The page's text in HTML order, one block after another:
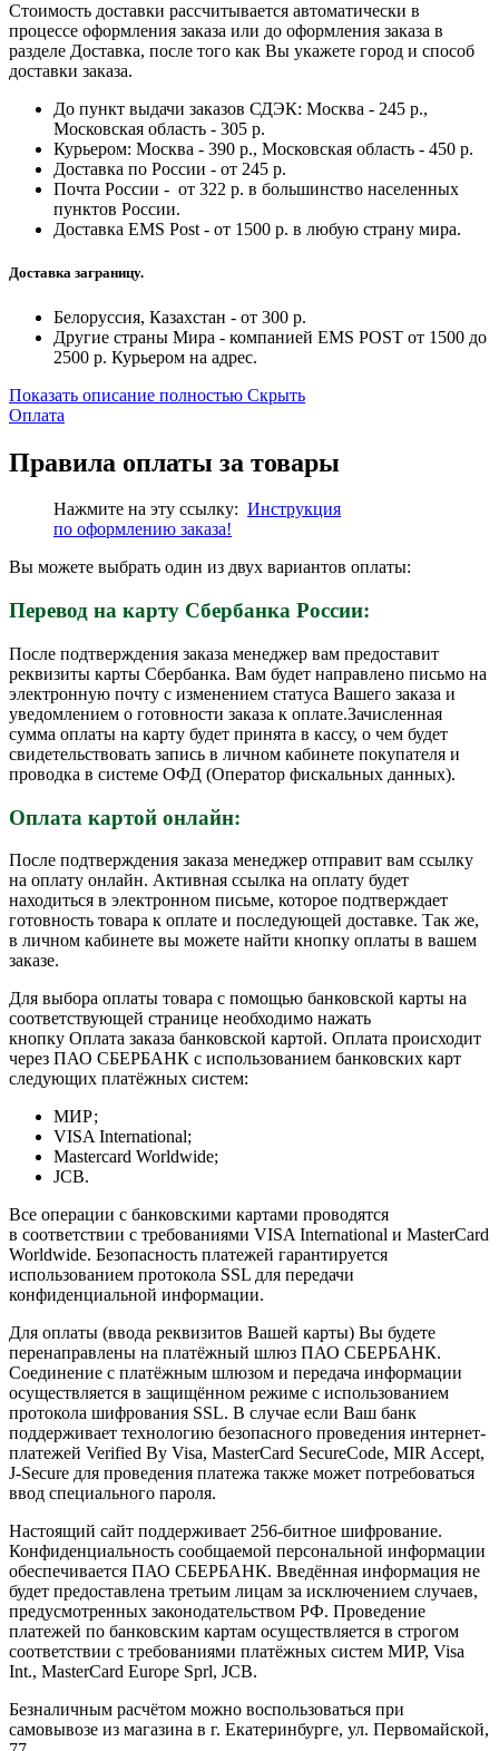
Стоимость доставки рассчитывается автоматически в
процессе оформления заказа или до оформления заказа в
разделе Доставка, после того как Вы укажете город и способ
доставки заказа.
До пункт выдачи заказов СДЭК: Москва - 245 р.,
Московская область - 305 р.
Курьером: Москва - 390 р., Московская область - 450 р.
Доставка по России - от 245 р.
Почта России - от 322 р. в большинство населенных
пунктов России.
Доставка EMS Post - от 1500 р. в любую страну мира.
Доставка заграницу.
Белоруссия, Казахстан - от 300 р.
Другие страны Мира - компанией EMS POST от 1500 до
2500 р. Курьером на адрес.
Показать описание полностью Скрыть
Оплата
Правила оплаты за товары
Нажмите на эту ссылку: Инструкция
по оформлению заказа!
Вы можете выбрать один из двух вариантов оплаты:
Перевод на карту Сбербанка России:
После подтверждения заказа менеджер вам предоставит
реквизиты карты Сбербанка. Вам будет направлено письмо на
электронную почту с изменением статуса Вашего заказа и
уведомлением о готовности заказа к оплате.Зачисленная
сумма оплаты на карту будет принята в кассу, о чем будет
свидетельствовать запись в личном кабинете покупателя и
проводка в системе ОФД (Оператор фискальных данных).
Оплата картой онлайн:
После подтверждения заказа менеджер отправит вам ссылку
на оплату онлайн. Активная ссылка на оплату будет
находиться в электронном письме, которое подтверждает
готовность товара к оплате и последующей доставке. Так же,
в личном кабинете вы можете найти кнопку оплаты в вашем
заказе.
Для выбора оплаты товара с помощью банковской карты на
соответствующей странице необходимо нажать
кнопку Оплата заказа банковской картой. Оплата происходит
через ПАО СБЕРБАНК с использованием банковских карт
следующих платёжных систем:
МИР;
VISA International;
Mastercard Worldwide;
JCB.
Все операции с банковскими картами проводятся
в соответствии с требованиями VISA International и MasterCard
Worldwide. Безопасность платежей гарантируется
использованием протокола SSL для передачи
конфиденциальной информации.
Для оплаты (ввода реквизитов Вашей карты) Вы будете
перенаправлены на платёжный шлюз ПАО СБЕРБАНК.
Соединение с платёжным шлюзом и передача информации
осуществляется в защищённом режиме с использованием
протокола шифрования SSL. В случае если Ваш банк
поддерживает технологию безопасного проведения интернет-
платежей Verified By Visa, MasterCard SecureCode, MIR Accept,
J-Secure для проведения платежа также может потребоваться
ввод специального пароля.
Настоящий сайт поддерживает 256-битное шифрование.
Конфиденциальность сообщаемой персональной информации
обеспечивается ПАО СБЕРБАНК. Введённая информация не
будет предоставлена третьим лицам за исключением случаев,
предусмотренных законодательством РФ. Проведение
платежей по банковским картам осуществляется в строгом
соответствии с требованиями платёжных систем МИР, Visa
Int., MasterCard Europe Sprl, JCB.
Безналичным расчётом можно воспользоваться при
самовывозе из магазина в г. Екатеринбурге, ул. Первомайской,